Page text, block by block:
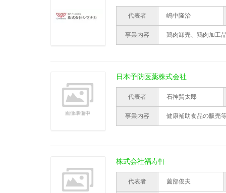
代表者 嶋中隆治
事業内容 鶏肉卸売、鶏肉加工
日本予防医薬株式会社
代表者 石神賢太郎
事業内容 健康補助食品の販売
株式会社福寿軒
代表者 薗部俊夫